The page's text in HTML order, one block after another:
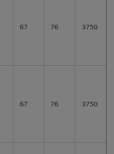
67 76 3750
67 76 3750